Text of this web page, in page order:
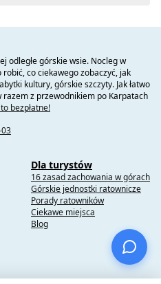
odległe górskie wsie. Nocleg w
co ciekawego zobaczyć, jak
kultury, górskie szczyty. Jak łatwo
razem z przewodnikiem po Karpatach
bezpłatne!
Dla turystów
16 zasad zachowania w górach
Górskie jednostki ratownicze
Porady ratowników
Ciekawe miejsca
Blog